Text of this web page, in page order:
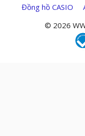
Đồng hồ CASIO
© 2026